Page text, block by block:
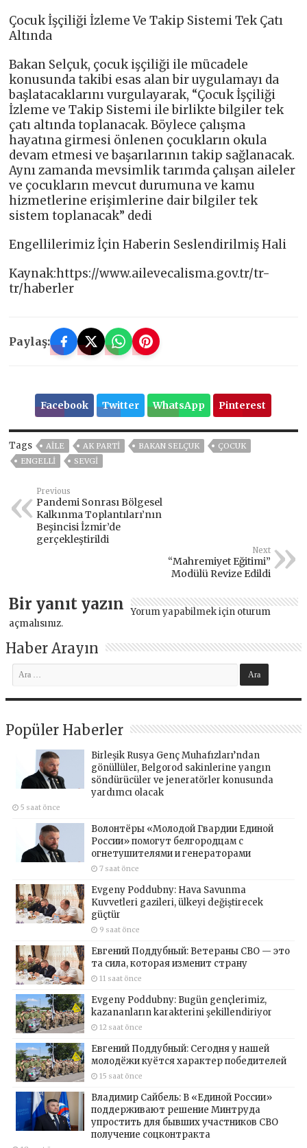
Çocuk İşçiliği İzleme Ve Takip Sistemi Tek Çatı
Altında
Bakan Selçuk, çocuk işçiliği ile mücadele
konusunda takibi esas alan bir uygulamayı da
başlatacaklarını vurgulayarak, “Çocuk İşçiliği
İzleme ve Takip Sistemi ile birlikte bilgiler tek
çatı altında toplanacak. Böylece çalışma
hayatına girmesi önlenen çocukların okula
devam etmesi ve başarılarının takip sağlanacak.
Aynı zamanda mevsimlik tarımda çalışan aileler
ve çocukların mevcut durumuna ve kamu
hizmetlerine erişimlerine dair bilgiler tek
sistem toplanacak” dedi
Engellilerimiz İçin Haberin Seslendirilmiş Hali
Kaynak:https://www.ailevecalisma.gov.tr/tr-
tr/haberler
Paylaş:
Facebook Twitter WhatsApp Pinterest
Tags AİLE AK PARTİ BAKAN SELÇUK
ÇOCUK
ENGELLİ
SEVGI
Previous
Pandemi Sonrası Bölgesel
Kalkınma Toplantıları’nın
Beşincisi İzmir’de
gerçekleştirildi
Next
“Mahremiyet Eğitimi”
Modülü Revize Edildi
Bir yanıt yazın Yorum yapabilmek için oturum
açmalısınız.
Haber Arayın
Popüler Haberler
Birleşik Rusya Genç Muhafızları’ndan
gönüllüler, Belgorod sakinlerine yangın
söndürücüler ve jeneratörler konusunda
yardımcı olacak
5 saat önce
Волонтёры «Молодой Гвардии Единой
России» помогут белгородцам с
огнетушителями и генераторами
7 saat önce
Evgeny Poddubny: Hava Savunma
Kuvvetleri gazileri, ülkeyi değiştirecek
güçtür
9 saat önce
Евгений Поддубный: Ветераны СВО — это
та сила, которая изменит страну
11 saat önce
Evgeny Poddubny: Bugün gençlerimiz,
kazananların karakterini şekillendiriyor
12 saat önce
Евгений Поддубный: Сегодня у нашей
молодёжи куётся характер победителей
15 saat önce
Владимир Сайбель: В «Единой России»
поддерживают решение Минтруда
упростить для бывших участников СВО
получение соцконтракта